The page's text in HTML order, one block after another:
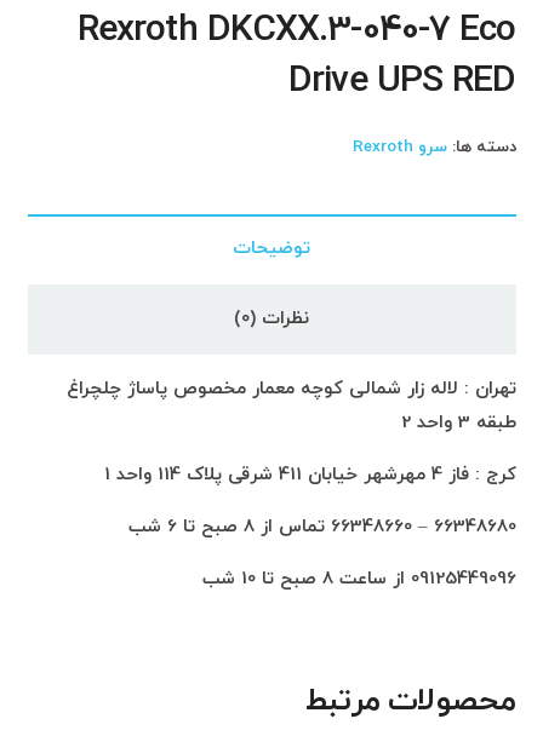
Rexroth DKCXX.3-040-7 Eco
Drive UPS RED
دسته ها:سرو Rexroth
توضیحات
نظرات (0)
تهران : لاله زار شمالی کوچه معمار مخصوص پاساژ چلچراغ
طبقه 3 واحد 2
کرج : فاز 4 مهرشهر خیابان 411 شرقی پلاک 114 واحد 1
66348680 – 66348660 تماس از 8 صبح تا 6 شب
09125449096 از ساعت 8 صبح تا 10 شب
محصولات مرتبط